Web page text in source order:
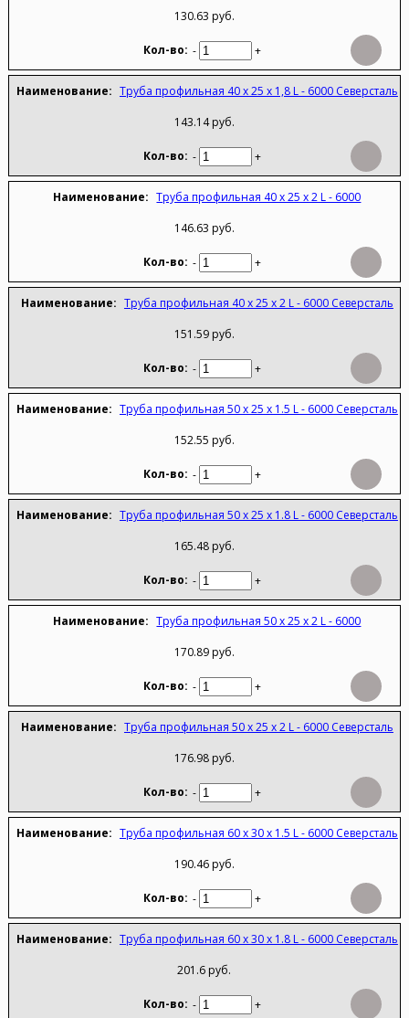
130.63 руб.
- +
Труба профильная 40 х 25 х 1,8 L - 6000 Северсталь
143.14 руб.
- +
Труба профильная 40 х 25 х 2 L - 6000
146.63 руб.
- +
Труба профильная 40 х 25 х 2 L - 6000 Северсталь
151.59 руб.
- +
Труба профильная 50 х 25 х 1.5 L - 6000 Северсталь
152.55 руб.
- +
Труба профильная 50 х 25 х 1.8 L - 6000 Северсталь
165.48 руб.
- +
Труба профильная 50 х 25 х 2 L - 6000
170.89 руб.
- +
Труба профильная 50 х 25 х 2 L - 6000 Северсталь
176.98 руб.
- +
Труба профильная 60 х 30 х 1.5 L - 6000 Северсталь
190.46 руб.
- +
Труба профильная 60 х 30 х 1.8 L - 6000 Северсталь
201.6 руб.
- +